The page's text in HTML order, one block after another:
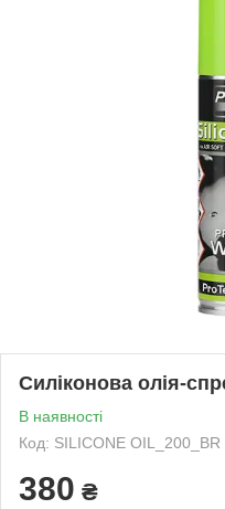
Силіконова олія-
В наявності
Код: SILICONE OIL_200_BR
380 ₴